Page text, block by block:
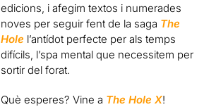
edicions, i afegim textos i numerades
noves per seguir fent de la saga The
Hole l’antídot perfecte per als temps
difícils, l’spa mental que necessitem per
sortir del forat.
Què esperes? Vine a The Hole X!